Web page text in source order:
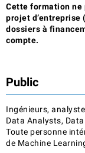
Cette formation ne
projet d’entreprise
dossiers à
compte.
Public
Ingénieurs,
Data Analysts,
Toute personne
de Machine